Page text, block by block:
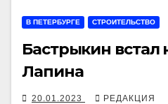
В ПЕТЕРБУРГЕ СТРОИТЕЛЬСТВО
Бастрыкин
Лапина
20.01.2023 РЕДАКЦИЯ